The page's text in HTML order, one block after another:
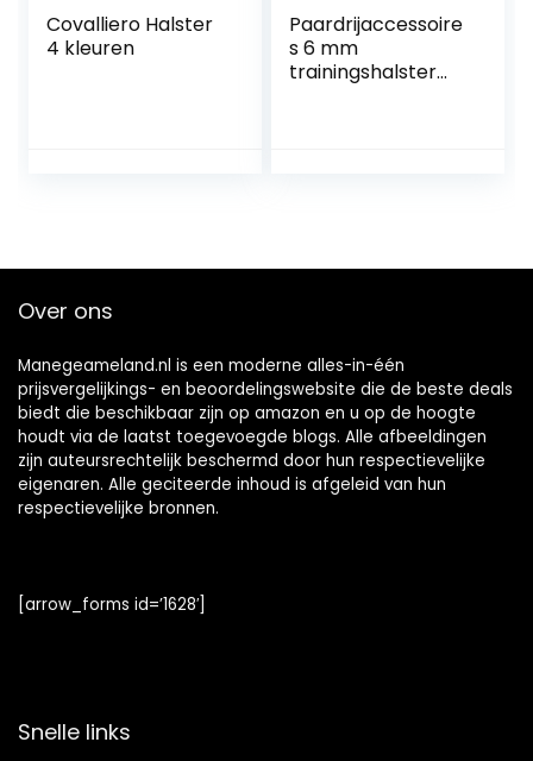
Covalliero Halster
4 kleuren
Paardrijaccessoire
s 6 mm
trainingshalster
Over ons
Manegeameland.nl is een moderne alles-in-één
prijsvergelijkings- en beoordelingswebsite die de beste deals
biedt die beschikbaar zijn op amazon en u op de hoogte
houdt via de laatst toegevoegde blogs. Alle afbeeldingen
zijn auteursrechtelijk beschermd door hun respectievelijke
eigenaren. Alle geciteerde inhoud is afgeleid van hun
respectievelijke bronnen.
[arrow_forms id=’1628′]
Snelle links